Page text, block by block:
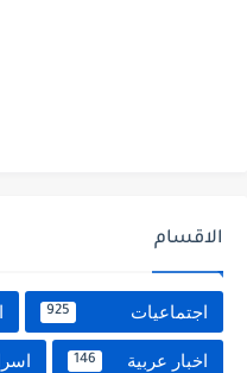
الاقسام
اجتماعيات 925
اخبار عربية 146